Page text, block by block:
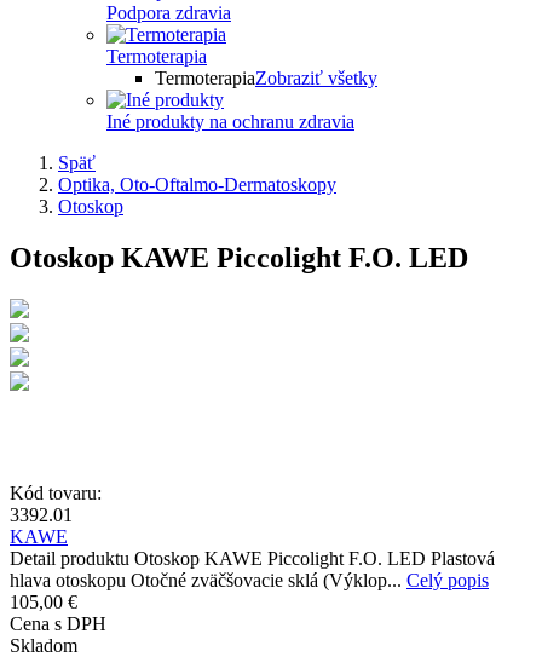
Podpora zdravia
Termoterapia
TermoterapiaZobraziť všetky
Iné produkty na ochranu zdravia
Späť
Optika, Oto-Oftalmo-Dermatoskopy
Otoskop
Otoskop KAWE Piccolight F.O. LED
Kód tovaru:
3392.01
KAWE
Detail produktu Otoskop KAWE Piccolight F.O. LED Plastová
hlava otoskopu Otočné zväčšovacie sklá (Výklop... Celý popis
105,00 €
Cena s DPH
Skladom